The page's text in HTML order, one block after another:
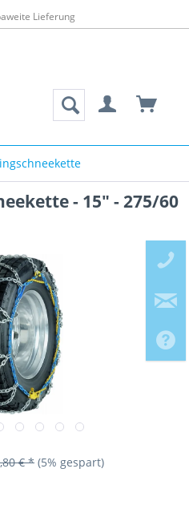
Lieferung
- 15" - 275/60
€ * (5% gespart)